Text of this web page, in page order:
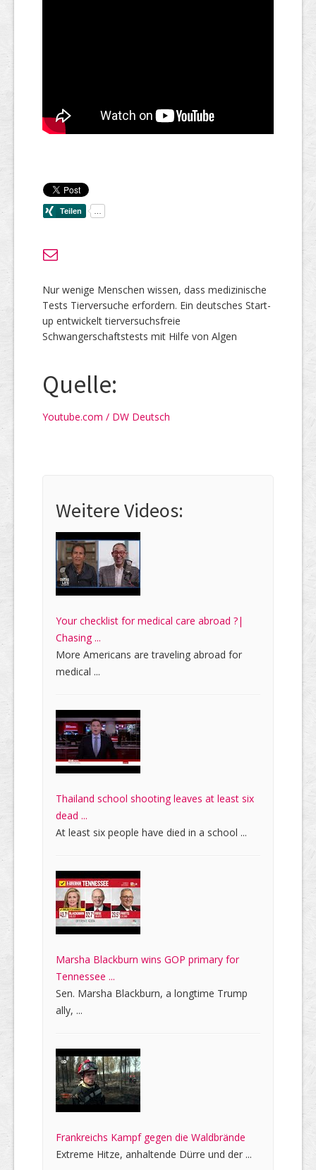
Nur wenige Menschen wissen, dass medizinische
Tests Tierversuche erfordern. Ein deutsches Start-
up entwickelt tierversuchsfreie
Schwangerschaftstests mit Hilfe von Algen
Quelle:
Youtube.com / DW Deutsch
Weitere Videos:
Your checklist for medical care abroad ?|
Chasing ...
More Americans are traveling abroad for
medical ...
Thailand school shooting leaves at least six
dead ...
At least six people have died in a school ...
Marsha Blackburn wins GOP primary for
Tennessee ...
Sen. Marsha Blackburn, a longtime Trump
ally, ...
Frankreichs Kampf gegen die Waldbrände
Extreme Hitze, anhaltende Dürre und der ...